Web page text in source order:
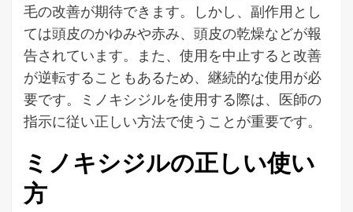
毛の改善が期待できます。しかし、副作用とし
ては頭皮のかゆみや赤み、頭皮の乾燥などが報
告されています。また、使用を中止すると改善
が逆転することもあるため、継続的な使用が必
要です。ミノキシジルを使用する際は、医師の
指示に従い正しい方法で使うことが重要です。
ミノキシジルの正しい使い
方